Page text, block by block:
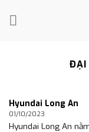
ĐẠI
Hyundai Long An
01/10/2023
Hyundai Long An